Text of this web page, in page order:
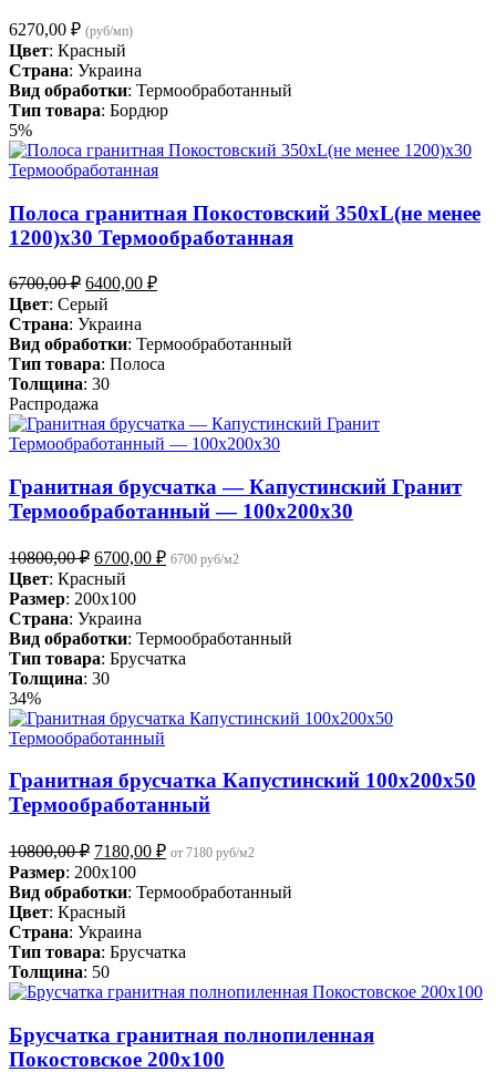
6270,00 ₽ (руб/мп)
Цвет: Красный
Страна: Украина
Вид обработки: Термообработанный
Тип товара: Бордюр
5%
Полоса гранитная Покостовский 350хL(не менее
1200)х30 Термообработанная
6700,00₽ Первоначальная
цена
составляла
6700,00 ₽.
6400,00 ₽Текущая
Цвет: Серый
Страна: Украина
Вид обработки: Термообработанный
Тип товара: Полоса
Толщина: 30
Распродажа
Гранитная брусчатка — Капустинский Гранит
Термообработанный — 100х200х30
10800,00₽ Первоначальная
цена
составляла
10800,00 ₽.
6700,00 ₽Текущая
цена:
6700 руб/м2
Цвет: Красный
Размер: 200x100
Страна: Украина
Вид обработки: Термообработанный
Тип товара: Брусчатка
Толщина: 30
34%
Гранитная брусчатка Капустинский 100х200х50
Термообработанный
10800,00₽ Первоначальная
цена
составляла
10800,00 ₽.
7180,00 ₽Текущая
7180,00 ₽.
от 7180 руб/м2
Размер: 200x100
Вид обработки: Термообработанный
Цвет: Красный
Страна: Украина
Тип товара: Брусчатка
Толщина: 50
Брусчатка гранитная полнопиленная
Покостовское 200х100